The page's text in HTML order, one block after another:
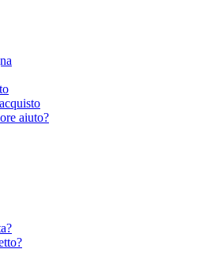
aiuto?